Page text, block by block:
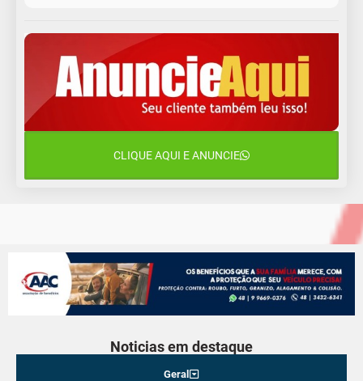
Segunda-Feira 15°C 11°C
11 de agosto
Terça-Feira
Quarta-Feira
CLIQUE AQUI E ANUNCIE
Noticias em destaque
Geral